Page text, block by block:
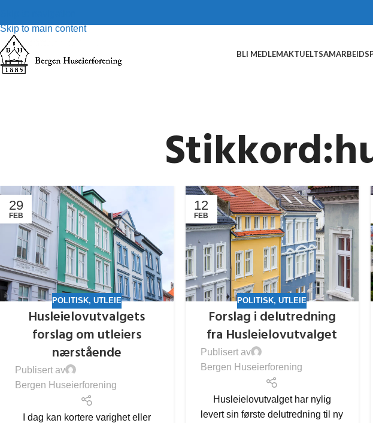
Skip to main content
BLI MEDLEMAKTUELT
29
FEB
POLITISK, UTLEIE
Husleielovutvalgets
forslag om utleiers
nærstående
Publisert av
Bergen Huseierforening
I dag kan kortere varighet eller
12
FEB
POLITISK,UTLEIE
Forslag i delutredning
fra Husleielovutvalget
Publisert av
Bergen Huseierforening
Husleielovutvalget har nylig
levert sin første delutredning til ny